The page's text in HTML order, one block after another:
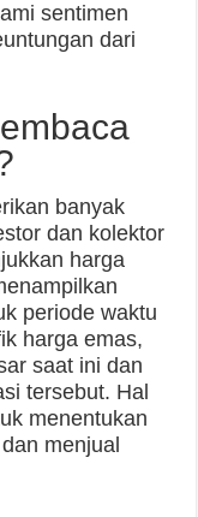
sentimen
dari
banyak
dan kolektor
harga
periode waktu
harga emas,
saat ini dan
tersebut. Hal
menentukan
menjual